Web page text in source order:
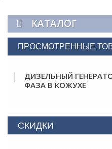
КАТАЛОГ
ПРОСМОТРЕННЫЕ
ДИЗЕЛЬНЫЙ
ФАЗА В КОЖУХЕ
СКИДКИ